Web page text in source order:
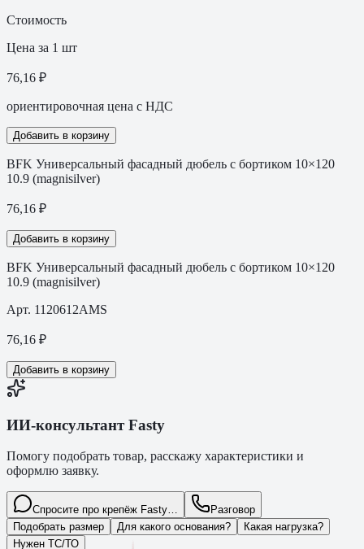
Стоимость
Цена за 1 шт
76,16 ₽
ориентировочная цена с НДС
Добавить в корзину
BFK Универсальный фасадный дюбель с бортиком 10×120
10.9 (magnisilver)
76,16 ₽
Добавить в корзину
BFK Универсальный фасадный дюбель с бортиком 10×120
10.9 (magnisilver)
Арт. 1120612AMS
76,16 ₽
Добавить в корзину
ИИ-консультант Fasty
Помогу подобрать товар, расскажу характеристики и
оформлю заявку.
Спросите про крепёж Fasty…
Разговор
Подобрать размер
Для какого основания?
Какая нагрузка?
Нужен ТС/ТО